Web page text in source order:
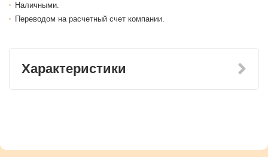
Наличными.
Переводом на расчетный счет компании.
Характеристики